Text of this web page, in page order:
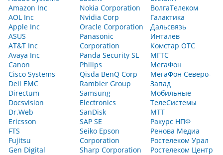
Amazon Inc
AOL Inc
Apple Inc
ASUS
AT&T Inc
Avaya Inc
Canon
Cisco Systems
Dell EMC
Directum
Docsvision
Dr.Web
Ericsson
FTS
Fujitsu
Gen Digital
Nokia Corporation
Nvidia Corp
Oracle Corporation
Panasonic
Corporation
Panda Security SL
Philips
Qisda BenQ Corp
Rambler Group
Samsung
Electronics
SanDisk
SAP SE
Seiko Epson
Corporation
Sharp Corporation
ВолгаТелеком
Галактика
Дальсвязь
Инталев
Комстар ОТС
МГТС
МегаФон
МегаФон Северо-
Запад
Мобильные
ТелеСистемы
МТТ
Ракурс НПФ
Ренова Медиа
Ростелеком Урал
Ростелеком Центр